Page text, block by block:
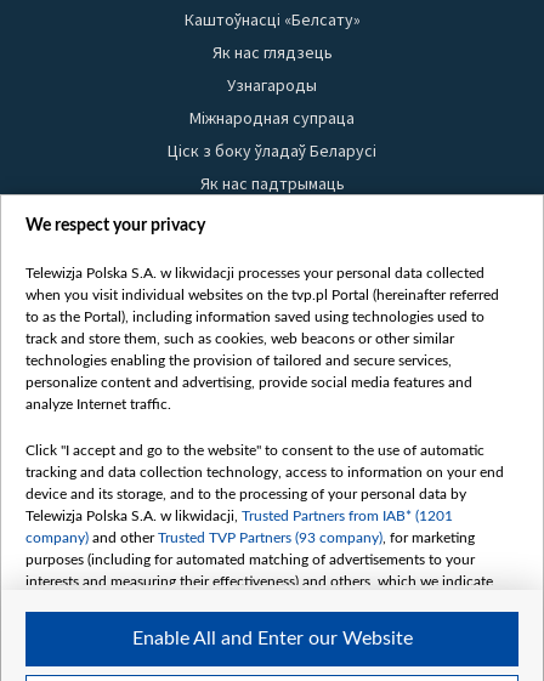
Каштоўнасці «Белсату»
Як нас глядзець
Узнагароды
Міжнародная супраца
Ціск з боку ўладаў Беларусі
Як нас падтрымаць
Правілы выкарыстання матэрыялаў
Бяспека
Youtube
Белсат news
Белсат Shorts
Жэстачайшы мульт
Belsat English
Biełsat PL
Белсат Now
Белсат History
Белсат Music
Белсат Doc
We respect your privacy
Telewizja Polska S.A. w likwidacji processes your personal data collected
when you visit individual websites on the tvp.pl Portal (hereinafter referred
to as the Portal), including information saved using technologies used to
track and store them, such as cookies, web beacons or other similar
technologies enabling the provision of tailored and secure services,
personalize content and advertising, provide social media features and
analyze Internet traffic.
Click "I accept and go to the website" to consent to the use of automatic
tracking and data collection technology, access to information on your end
device and its storage, and to the processing of your personal data by
Telewizja Polska S.A. w likwidacji, Trusted Partners from IAB* (1201
company) and otherTrusted TVP Partners (93 company) , for marketing
purposes (including for automated matching of advertisements to your
interests and measuring their effectiveness) and others, which we indicate
The purposes of processing your data by TVP S.A. w likwidacji are as
follows:
Enable All and Enter our Website